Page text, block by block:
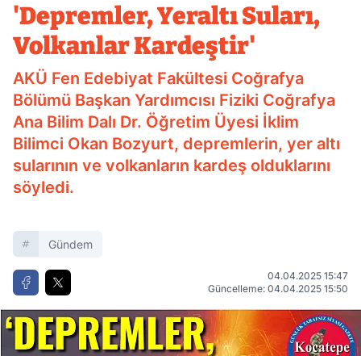
'Depremler, Yeraltı Suları,
Volkanlar Kardeştir'
AKÜ Fen Edebiyat Fakültesi Coğrafya
Bölümü Başkan Yardımcısı Fiziki Coğrafya
Ana Bilim Dalı Dr. Öğretim Üyesi İklim
Bilimci Okan Bozyurt, depremlerin, yer altı
sularının ve volkanların kardeş olduklarını
söyledi.
Gündem
04.04.2025 15:47
Güncelleme: 04.04.2025 15:50